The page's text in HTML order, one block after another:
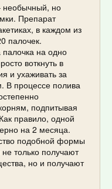
необычный, но
Препарат
в каждом из
палочек.
на одно
воткнуть в
и ухаживать за
В процессе полива
подпитывая
правило, одной
на 2 месяца.
подобной формы
только получают
но и получают